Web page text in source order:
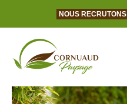
NOUS RECRUTONS